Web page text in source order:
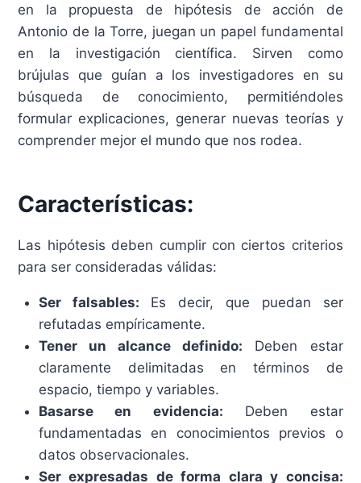
en la propuesta de hipótesis de acción de
Antonio de la Torre, juegan un papel fundamental
en la investigación científica. Sirven como
brújulas que guían a los investigadores en su
búsqueda de conocimiento, permitiéndoles
formular explicaciones, generar nuevas teorías y
comprender mejor el mundo que nos rodea.
Características:
Las hipótesis deben cumplir con ciertos criterios
para ser consideradas válidas:
Ser falsables: Es decir, que puedan ser
refutadas empíricamente.
Tener un alcance definido: Deben estar
claramente delimitadas en términos de
espacio, tiempo y variables.
Basarse en evidencia: Deben estar
fundamentadas en conocimientos previos o
datos observacionales.
Ser expresadas de forma clara y concisa: